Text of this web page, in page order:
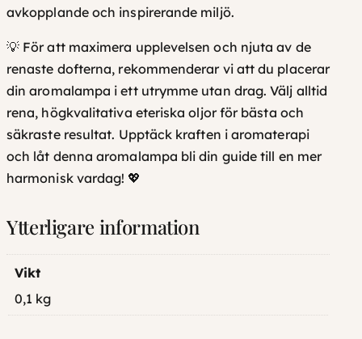
avkopplande och inspirerande miljö.
💡 För att maximera upplevelsen och njuta av de
renaste dofterna, rekommenderar vi att du placerar
din aromalampa i ett utrymme utan drag. Välj alltid
rena, högkvalitativa eteriska oljorför bästa och
säkraste resultat. Upptäck kraften i aromaterapi
och låt denna aromalampa bli din guide till en mer
harmonisk vardag! 💖
Ytterligare information
Vikt
0,1 kg